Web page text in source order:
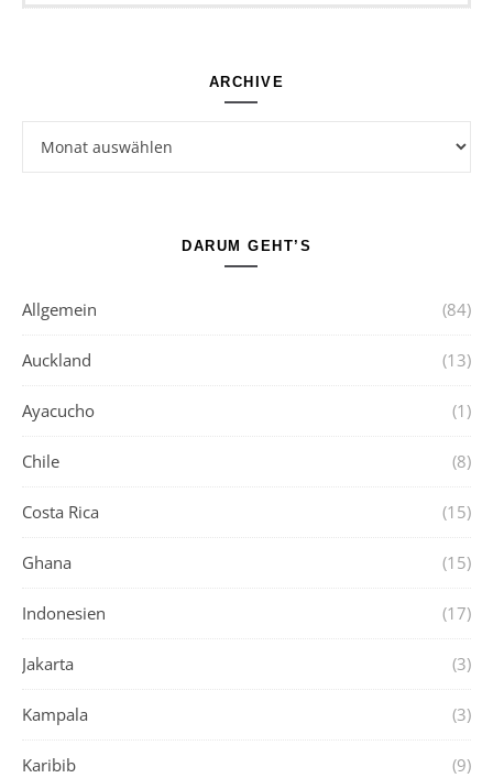
ARCHIVE
DARUM GEHT’S
Allgemein (84)
Auckland (13)
Ayacucho (1)
Chile (8)
Costa Rica (15)
Ghana (15)
Indonesien (17)
Jakarta (3)
Kampala (3)
Karibib (9)